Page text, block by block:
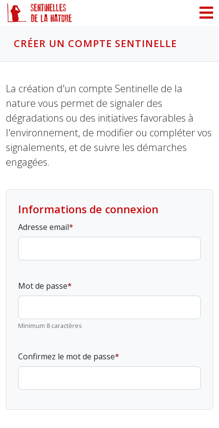
CRÉER UN COMPTE SENTINELLE
La création d'un compte Sentinelle de la
nature vous permet de signaler des
dégradations ou des initiatives favorables à
l'environnement, de modifier ou compléter vos
signalements, et de suivre les démarches
engagées.
Informations de connexion
Adresse email
Mot de passe
Minimum 8 caractères
Confirmez le mot de passe
Panneau de gestion des cookies